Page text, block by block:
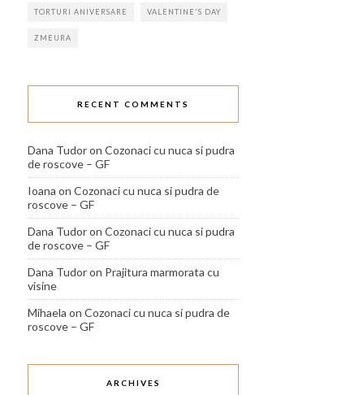
TORTURI ANIVERSARE VALENTINE'S DAY
ZMEURA
RECENT COMMENTS
Dana Tudoron Cozonaci cu nuca si pudra
de roscove – GF
Ioana on Cozonaci cu nuca si pudra de
roscove – GF
Dana Tudoron Cozonaci cu nuca si pudra
de roscove – GF
Dana Tudoron Prajitura marmorata cu
visine
Mihaela on Cozonaci cu nuca si pudra de
roscove – GF
ARCHIVES